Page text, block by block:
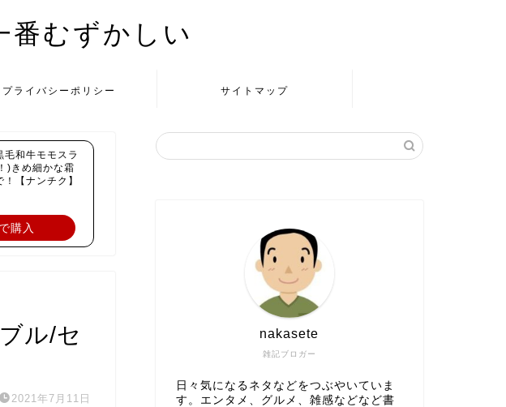
むずかしい
プライバシーポリシー サイトマップ
毛和牛モモスラ
)きめ細かな霜
【ナンチク】
購入
ル/セ
2021年7月11日
雑記ブロガー
nakasete
日々気になるネタなどをつぶやいていま
す。エンタメ、グルメ、雑感などなど書